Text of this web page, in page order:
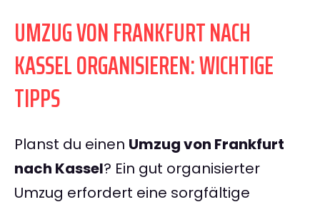
UMZUG VON FRANKFURT NACH
KASSEL ORGANISIEREN: WICHTIGE
TIPPS
Planst du einen Umzug von Frankfurt
nach Kassel? Ein gut organisierter
Umzug erfordert eine sorgfältige